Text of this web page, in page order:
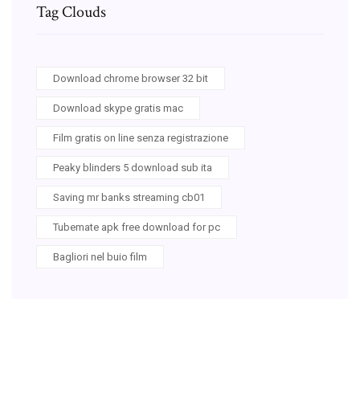
Tag Clouds
Download chrome browser 32 bit
Download skype gratis mac
Film gratis on line senza registrazione
Peaky blinders 5 download sub ita
Saving mr banks streaming cb01
Tubemate apk free download for pc
Bagliori nel buio film